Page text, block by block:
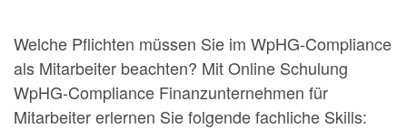
Welche Pflichten müssen Sie im WpHG-Compliance
als Mitarbeiter beachten? Mit Online Schulung
WpHG-Compliance Finanzunternehmen für
Mitarbeiter erlernen Sie folgende fachliche Skills: